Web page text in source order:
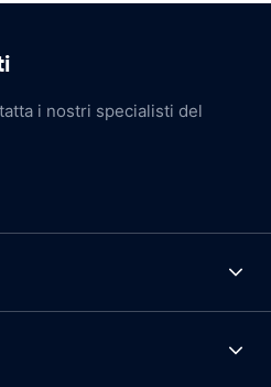
i nostri specialisti del